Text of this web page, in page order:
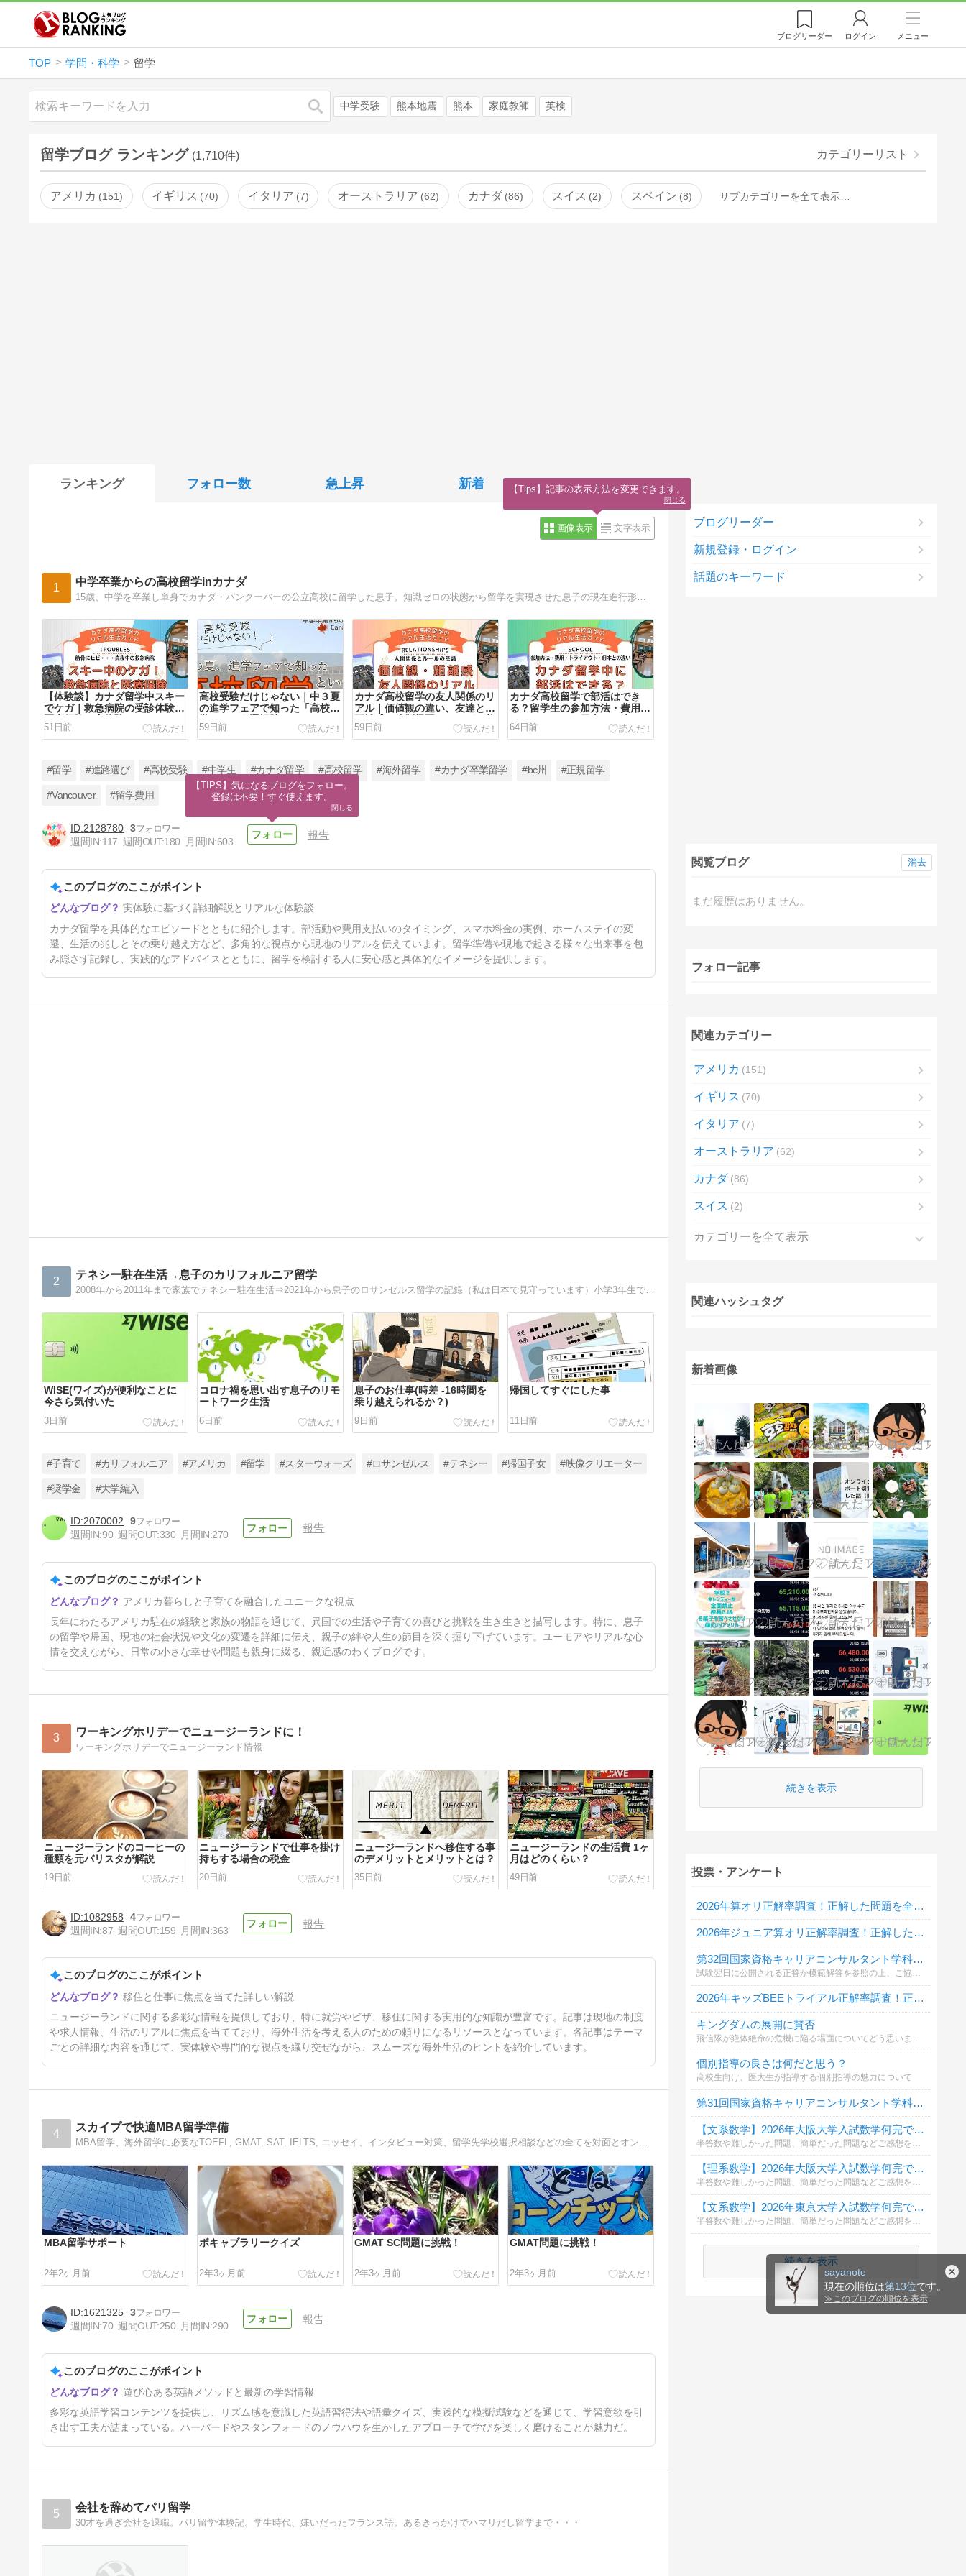
sayanote
現在の順位は第13位です。
≫ このブログの順位を表示
ブログリーダー ログイン メニュー
TOP 学問・科学 留学
検索 中学受験 熊本地震 熊本 家庭教師 英検
留学ブログ ランキング (1,710件) カテゴリーリスト
アメリカ 151 イギリス 70 イタリア 7 オーストラリア 62 カナダ 86 スイス 2 スペイン 8 サブカテゴリーを全て表示…
ランキング フォロー数 急上昇 新着
画像表示 文字表示
1 中学卒業からの高校留学inカナダ
【体験談】カナダ留学中スキー
でケガ｜救急病院の受診体験と
医療保険の実体験
51日前
高校受験だけじゃない｜中３夏
の進学フェアで知った「高校留
学」という選択肢
59日前
カナダ高校留学の友人関係のリ
アル｜価値観の違い、友達との
距離感、強制帰国につながる落
とし穴
59日前
カナダ高校留学で部活はでき
る？留学生の参加方法・費用・
トライアウト・日本との違いを
解説
64日前
カナダ高校留学後の進路はいつ
考える？意外と早く始まった進
#留学 #進路選び #高校受験 #中学生 #カナダ留学 #高校留学 #海外留学 #カナダ卒業留学 #bc州 #正規留学
#Vancouver #留学費用
2128780 3
週間IN:117 週間OUT:180 月間IN:603
報告
このブログのここがポイント
実体験に基づく詳細解説とリアルな体験談
カナダ留学を具体的なエピソードとともに紹介します。部活動や費用支払いのタイミング、スマホ料金の実例、ホームステイの変
遷、生活の兆しとその乗り越え方など、多角的な視点から現地のリアルを伝えています。留学準備や現地で起きる様々な出来事を包
み隠さず記録し、実践的なアドバイスとともに、留学を検討する人に安心感と具体的なイメージを提供します。
2 テネシー駐在生活→息子のカリフォルニア留学
2008年から2011年まで家族でテネシー駐在生活⇒2021年から息子のロサンゼルス留学の記録（私は日本で見守っています）小学3年生で帰国した息子が、アメリカの大学を目指して海外で成功できるのか
WISE(ワイズ)が便利なことに
今さら気付いた
3日前
コロナ禍を思い出す息子のリモ
ートワーク生活
6日前
息子のお仕事(時差 -16時間を
乗り越えられるか？)
9日前
帰国してすぐにした事
11日前
息子からのダメ出し
#子育て #カリフォルニア #アメリカ #留学 #スターウォーズ #ロサンゼルス #テネシー #帰国子女 #映像クリエーター
#奨学金 #大学編入
2070002
9
週間IN:90 週間OUT:330 月間IN:270
報告
このブログのここがポイント
アメリカ暮らしと子育てを融合したユニークな視点
長年にわたるアメリカ駐在の経験と家族の物語を通じて、異国での生活や子育ての喜びと挑戦を生き生きと描写します。特に、息子
の留学や帰国、現地の社会状況や文化の変遷を詳細に伝え、親子の絆や人生の節目を深く掘り下げています。ユーモアやリアルな心
情を交えながら、日常の小さな幸せや問題も親身に綴る、親近感のわくブログです。
3 ワーキングホリデーでニュージーランドに！
ワーキングホリデーでニュージーランド情報
ニュージーランドのコーヒーの
種類を元バリスタが解説
19日前
ニュージーランドで仕事を掛け
持ちする場合の税金
20日前
ニュージーランドへ移住する事
のデメリットとメリットとは？
35日前
ニュージーランドの生活費 1ヶ
月はどのくらい？
49日前
ニュージーランドでホームステ
イの注意点【高校生＆中学生
63日前
1082958
4
週間IN:87 週間OUT:159 月間IN:363
報告
このブログのここがポイント
移住と仕事に焦点を当てた詳しい解説
ニュージーランドに関する多彩な情報を提供しており、特に就労やビザ、移住に関する実用的な知識が豊富です。記事は現地の制度
や求人情報、生活のリアルに焦点を当てており、海外生活を考える人のための頼りになるリソースとなっています。各記事はテーマ
ごとの詳細な内容を通じて、実体験や専門的な視点を織り交ぜながら、スムーズな海外生活のヒントを紹介しています。
4 スカイプで快適MBA留学準備
MBA留学、海外留学に必要なTOEFL, GMAT, SAT, IELTS, エッセイ、インタビュー対策、留学先学校選択相談などの全てを対面とオンラインで効率的に支援するTGセミナーでの留学準備
MBA留学サポート
2年2ヶ月前
ボキャブラリークイズ
2年3ヶ月前
GMAT SC問題に挑戦！
2年3ヶ月前
GMAT問題に挑戦！
2年3ヶ月前
GMAT SC問題に挑戦！
2年4ヶ月前
1621325 3
週間IN:70 週間OUT:250 月間IN:290
報告
このブログのここがポイント
遊び心ある英語メソッドと最新の学習情報
多彩な英語学習コンテンツを提供し、リズム感を意識した英語習得法や語彙クイズ、実践的な模擬試験などを通じて、学習意欲を引
き出す工夫が詰まっている。ハーバードやスタンフォードのノウハウを生かしたアプローチで学びを楽しく磨けることが魅力だ。
5 会社を辞めてパリ留学
30才を過ぎ会社を退職。パリ留学体験記。学生時代、嫌いだったフランス語。あるきっかけでハマリだし留学まで・・・
ブログリーダー
新規登録・ログイン
話題のキーワード
閲覧ブログ
まだ履歴はありません。
消去
フォロー記事
関連カテゴリー
アメリカ 151
イギリス 70
イタリア 7
オーストラリア 62
カナダ 86
スイス 2
カテゴリーを全て表示
関連ハッシュタグ
新着画像
続きを表示
投票・アンケート
2026年算オリ正解率調査！正解した問題を全て教えてください
2026年ジュニア算オリ正解率調査！正解した問題を全て教えてください
第32回国家資格キャリアコンサルタント学科試験自己採点投票
試験翌日に公開される正答か模範解答を参照の上、ご協力ください。
2026年キッズBEEトライアル正解率調査！正解した問題を全て教えてください
キングダムの展開に賛否
飛信隊が絶体絶命の危機に陥る場面についてどう思いますか？
個別指導の良さは何だと思う？
高校生向け、医大生が指導する個別指導の魅力について
第31回国家資格キャリアコンサルタント学科試験自己採点投票
【文系数学】2026年大阪大学入試数学何完できましたか？
半答数や難しかった問題、簡単だった問題などご感想をコメント欄に頂けると幸いです。
【理系数学】2026年大阪大学入試数学何完できましたか？
半答数や難しかった問題、簡単だった問題などご感想をコメント欄に頂けると幸いです。
【文系数学】2026年東京大学入試数学何完できましたか？
半答数や難しかった問題、簡単だった問題などご感想をコメント欄に頂けると幸いです。
続きを表示
【TIPS】気になるブログをフォロー。
登録は不要！すぐ使えます。
閉じる
【Tips】記事の表示方法を変更できます。
閉じる